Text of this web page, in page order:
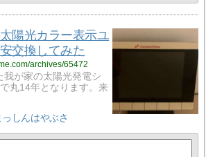
陽光カラー表示ユ
交換してみた
archives/65472
が家の太陽光発電シ
丸14年となります。来
っしんはやぶさ